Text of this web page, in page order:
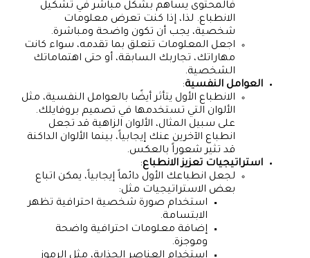
فالمحتوى يساهم بشكل مباشر في تشكيل
الانطباع. لذا، إذا كنت تعرض معلومات
شخصية، يجب أن تكون واضحة ومباشرة.
اجعل المعلومات تتعلق بما تقدمه، سواء كانت
مهاراتك، تجاربك السابقة، أو حتى اهتماماتك
الشخصية.
العوامل النفسية:
الانطباع الأول يتأثر أيضًا بالعوامل النفسية، مثل
الألوان التي تستخدمها في تصميم بروفايلك.
على سبيل المثال، الألوان الزاهية قد تجعل
انطباع الآخرين عنك إيجابياً، بينما الألوان الداكنة
قد تثير شعوراً بالعكس.
استراتيجيات تعزيز الانطباع:
لجعل انطباعك الأول دائماً إيجابياً، يمكن اتباع
بعض الاستراتيجيات مثل:
استخدام صورة شخصية احترافية تظهر
الابتسامة.
إضافة معلومات احترافية واضحة
وموجزة.